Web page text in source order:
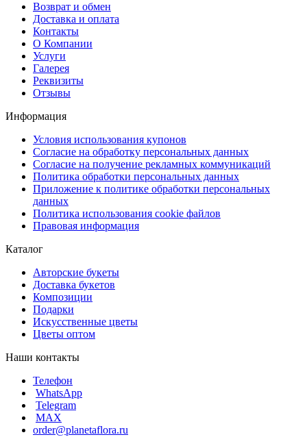
Возврат и обмен
Доставка и оплата
Контакты
О Компании
Услуги
Галерея
Реквизиты
Отзывы
Информация
Условия использования купонов
Согласие на обработку персональных данных
Согласие на получение рекламных коммуникаций
Политика обработки персональных данных
Приложение к политике обработки персональных
данных
Политика использования cookie файлов
Правовая информация
Каталог
Авторские букеты
Доставка букетов
Композиции
Подарки
Искусственные цветы
Цветы оптом
Наши контакты
Телефон
WhatsApp
Telegram
MAX
order@planetaflora.ru